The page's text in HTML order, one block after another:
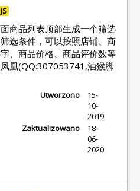
JS
商品列表顶部生成一个筛选
选条件，可以按照店铺、商
、商品价格、商品评价数等
凰(QQ:307053741,油猴脚
Utworzono
15-
10-
2019
Zaktualizowano
18-
06-
2020